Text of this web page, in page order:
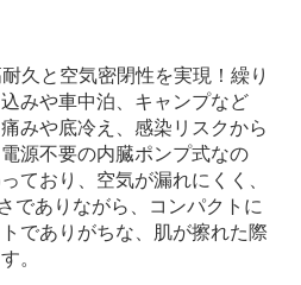
久と空気密閉性を実現！繰り
みや車中泊、キャンプなど
みや底冷え、感染リスクから
源不要の内臓ポンプ式なの
ており、空気が漏れにくく、
でありながら、コンパクトに
でありがちな、肌が擦れた際
。